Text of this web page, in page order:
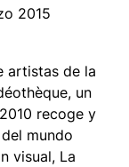
2015
artistas de la
un
recoge y
mundo
visual, La